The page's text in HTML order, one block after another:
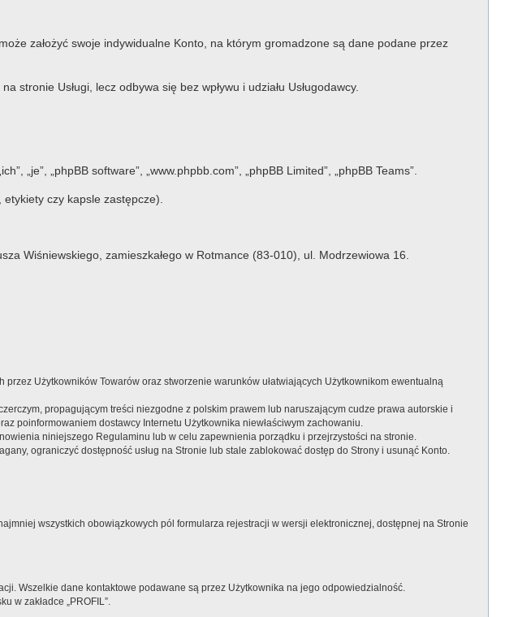
założyć swoje indywidualne Konto, na którym gromadzone są dane podane przez
stronie Usługi, lecz odbywa się bez wpływu i udziału Usługodawcy.
„je”, „phpBB software”, „www.phpbb.com”, „phpBB Limited”, „phpBB Teams”.
czy kapsle zastępcze).
Wiśniewskiego, zamieszkałego w Rotmance (83-010), ul. Modrzewiowa 16.
Użytkowników Towarów oraz stworzenie warunków ułatwiających Użytkownikom ewentualną
propagującym treści niezgodne z polskim prawem lub naruszającym cudze prawa autorskie i
poinformowaniem dostawcy Internetu Użytkownika niewłaściwym zachowaniu.
niniejszego Regulaminu lub w celu zapewnienia porządku i przejrzystości na stronie.
ograniczyć dostępność usług na Stronie lub stale zablokować dostęp do Strony i usunąć Konto.
wszystkich obowiązkowych pól formularza rejestracji w wersji elektronicznej, dostępnej na Stronie
Wszelkie dane kontaktowe podawane są przez Użytkownika na jego odpowiedzialność.
w zakładce „PROFIL”.